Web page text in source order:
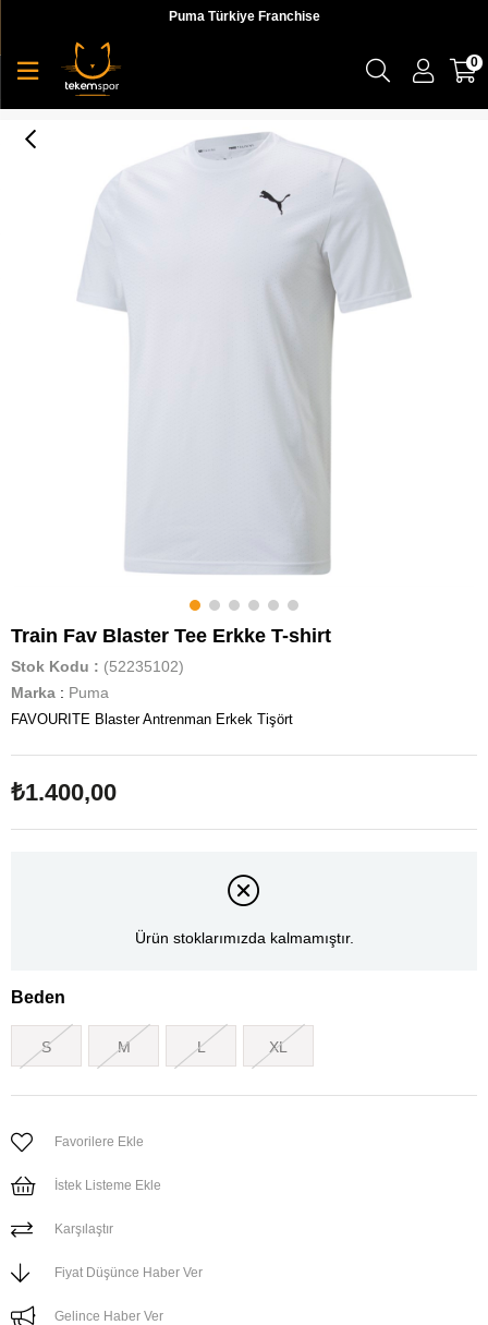
Puma Türkiye Franchise
0
Train Fav Blaster Tee Erkke T-shirt
Stok Kodu
(52235102)
Marka : Puma
FAVOURITE Blaster Antrenman Erkek Tişört
₺1.400,00
Ürün stoklarımızda kalmamıştır.
Beden
S M L XL
Favorilere Ekle
İstek Listeme Ekle
Karşılaştır
Fiyat Düşünce Haber Ver
Gelince Haber Ver